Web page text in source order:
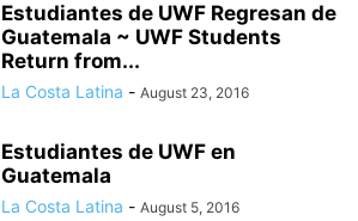
Estudiantes de UWF Regresan de
Guatemala ~ UWF Students
Return from...
La Costa Latina - August 23, 2016
Estudiantes de UWF en
Guatemala
La Costa Latina - August 5, 2016